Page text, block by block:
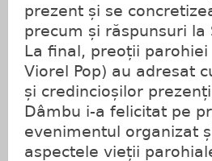
prezent și se
precum și răspunsuri la
La final, preoții
Viorel Pop) au adresat
și credincioșilor
Dâmbu i-a felicitat pe
evenimentul organizat
aspectele vieții